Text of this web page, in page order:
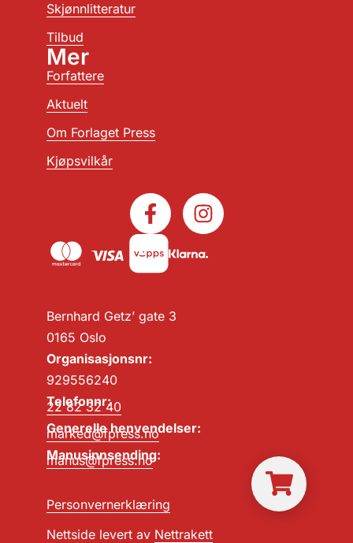
Bernhard Getz’ gate 3
0165 Oslo
Organisasjonsnr:
929556240
Telefonnr:
22 82 32 40
Generelle henvendelser:
marked@fpress.no
Manusinnsending:
manus@fpress.no
Personvernerklæring
Nettside levert av Nettrakett
Skjønnlitteratur
Tilbud
Mer
Forfattere
Aktuelt
Om Forlaget Press
Kjøpsvilkår